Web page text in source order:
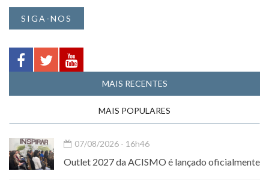
SIGA-NOS
MAIS RECENTES
MAIS POPULARES
07/08/2026 - 16h46
Outlet 2027 da ACISMO é lançado oficialmente